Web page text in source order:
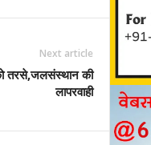
Next article
तरसे,जलसंस्थान की
लापरवाही